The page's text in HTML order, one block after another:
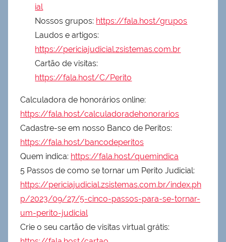
ial
Nossos grupos: https://fala.host/grupos
Laudos e artigos:
https://periciajudicial.zsistemas.com.br
Cartão de visitas:
https://fala.host/C/Perito
Calculadora de honorários online:
https://fala.host/calculadoradehonorarios
Cadastre-se em nosso Banco de Peritos:
https://fala.host/bancodeperitos
Quem indica: https://fala.host/quemindica
5 Passos de como se tornar um Perito Judicial:
https://periciajudicial.zsistemas.com.br/index.ph
p/2023/09/27/5-cinco-passos-para-se-tornar-
um-perito-judicial
Crie o seu cartão de visitas virtual grátis: